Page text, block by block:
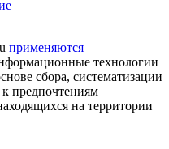
применяются
технологии
сбора, систематизации
предпочтениям
на территории